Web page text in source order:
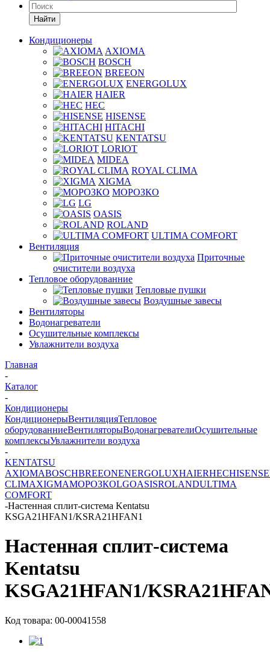
Найти
Кондиционеры
AXIOMA
BOSCH
BREEON
ENERGOLUX
HAIER
HEC
HISENSE
HITACHI
KENTATSU
LORIOT
MIDEA
ROYAL CLIMA
XIGMA
МОРОЗКО
LG
OASIS
ROLAND
ULTIMA COMFORT
Вентиляция
Приточные
очистители воздуха
Тепловое оборудованние
Тепловые пушки
Воздушные завесы
Вентиляторы
Водонагреватели
Осушительные комплексы
Увлажнители воздуха
Главная
-
Каталог
-
Кондиционеры
КондиционерыВентиляцияТепловое
оборудованниеВентиляторыВодонагревателиОсушительные
комплексыУвлажнители воздуха
-
KENTATSU
AXIOMABOSCHBREEONENERGOLUXHAIERHECHISENSE
CLIMAXIGMAМОРОЗКОLGOASISROLANDULTIMA
COMFORT
-Настенная сплит-система Kentatsu
KSGA21HFAN1/KSRA21HFAN1
Настенная сплит-система
Kentatsu
KSGA21HFAN1/
Код товара: 00-00041558